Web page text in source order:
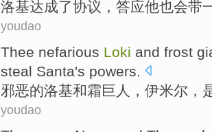
洛基达成了协议 ， 答应他也会带
youdao
Thee nefarious Loki and frost
steal Santa's powers
邪恶的洛基和霜巨人 ， 伊米尔 ，
youdao